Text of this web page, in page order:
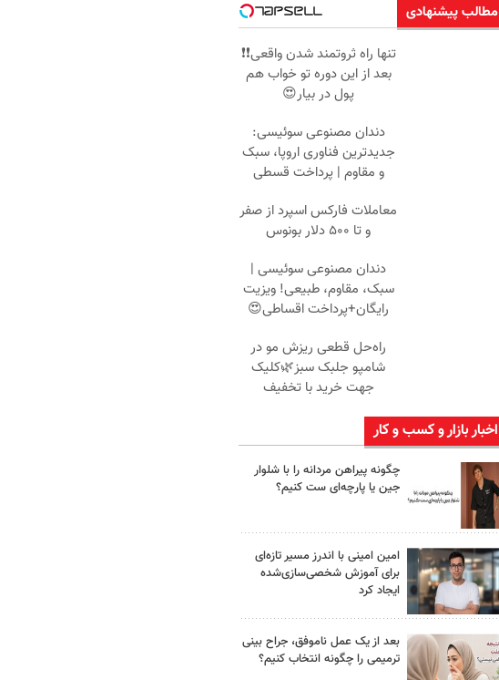
مطالب پیشنهادی
تنها راه ثروتمند شدن واقعی❗❗
بعد از این دوره تو خواب هم
پول در بیار😍
دندان مصنوعی سوئیسی:
جدیدترین فناوری اروپا، سبک
و مقاوم | پرداخت قسطی
معاملات فارکس اسپرد از صفر
و تا ۵۰۰ دلار بونوس
دندان مصنوعی سوئیسی |
سبک، مقاوم، طبیعی! ویزیت
رایگان+پرداخت اقساطی😍
راه‌حل قطعی ریزش مو در
شامپو جلبک سبز🌿کلیک
جهت خرید با تخفیف
اخبار بازار و کسب و کار
چگونه پیراهن مردانه را با شلوار
جین یا پارچه‌ای ست کنیم؟
امین امینی با اندرز مسیر تازه‌ای
برای آموزش شخصی‌سازی‌شده
ایجاد کرد
بعد از یک عمل ناموفق، جراح بینی
ترمیمی را چگونه انتخاب کنیم؟